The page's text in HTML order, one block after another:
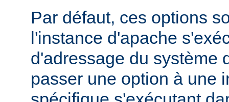
Par défaut, ces options
l'instance d'apache
d'adressage du système
passer une option à une